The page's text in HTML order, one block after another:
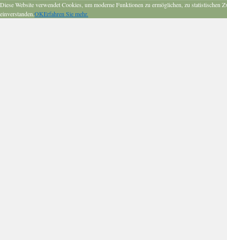
Diese Website verwendet Cookies, um moderne Funktionen zu ermöglichen, zu
einverstanden.OKErfahren Sie mehr.